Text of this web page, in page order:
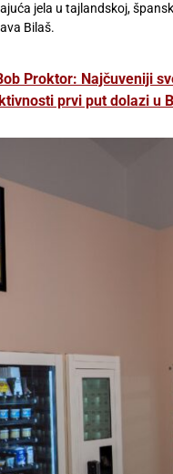
jela u tajlandskoj,
Bilaš.
Proktor: Najčuveniji
prvi put dolazi u